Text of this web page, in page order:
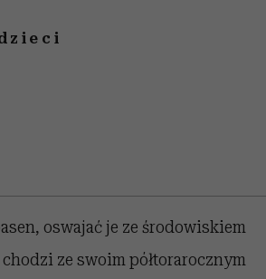
oswajać je ze środowiskiem
ze swoim półtorarocznym